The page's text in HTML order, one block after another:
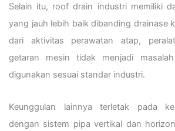
Selain itu, roof drain industri memiliki
yang jauh lebih baik dibanding drainase
dari aktivitas perawatan atap,
getaran mesin tidak menjadi
digunakan sesuai standar industri.
Keunggulan lainnya terletak pada
dengan sistem pipa vertikal dan